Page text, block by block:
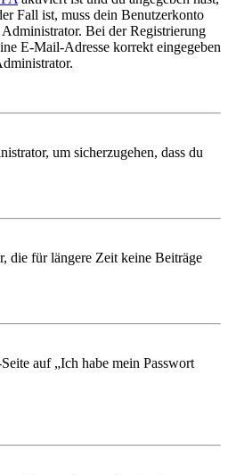
Fall ist, muss dein Benutzerkonto
Bei der Registrierung
E-Mail-Adresse korrekt eingegeben
um sicherzugehen, dass du
die für längere Zeit keine Beiträge
auf „Ich habe mein Passwort